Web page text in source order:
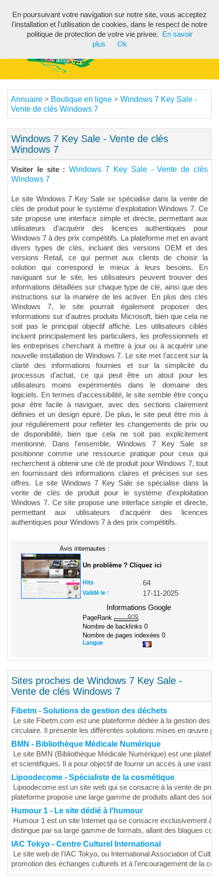
Annuaire > Boutique en ligne > Windows 7 Key Sale -
Vente de clés Windows 7
Windows 7 Key Sale - Vente de clés
Windows 7
Visiter le site :Windows 7 Key Sale - Vente de clés
Windows 7
Le site Windows 7 Key Sale se spécialise dans la vente de
clés de produit pour le système d'exploitation Windows 7. Ce
site propose une interface simple et directe, permettant aux
utilisateurs d'acquérir des licences authentiques pour
Windows 7 à des prix compétitifs. La plateforme met en avant
divers types de clés, incluant des versions OEM et des
versions Retail, ce qui permet aux clients de choisir la
solution qui correspond le mieux à leurs besoins. En
naviguant sur le site, les utilisateurs peuvent trouver des
informations détaillées sur chaque type de clé, ainsi que des
instructions sur la manière de les activer. En plus des clés
Windows 7, le site pourrait également proposer des
informations sur d'autres produits Microsoft, bien que cela ne
soit pas le principal objectif affiché. Les utilisateurs ciblés
incluent principalement les particuliers, les professionnels et
les entreprises cherchant à mettre à jour ou à acquérir une
nouvelle installation de Windows 7. Le site met l'accent sur la
clarté des informations fournies et sur la simplicité du
processus d'achat, ce qui peut être un atout pour les
utilisateurs moins expérimentés dans le domaine des
logiciels. En termes d'accessibilité, le site semble être conçu
pour être facile à naviguer, avec des sections clairement
définies et un design épuré. De plus, le site peut être mis à
jour régulièrement pour refléter les changements de prix ou
de disponibilité, bien que cela ne soit pas explicitement
mentionné. Dans l'ensemble, Windows 7 Key Sale se
positionne comme une ressource pratique pour ceux qui
recherchent à obtenir une clé de produit pour Windows 7, tout
en fournissant des informations claires et précises sur ses
offres. Le site Windows 7 Key Sale se spécialise dans la
vente de clés de produit pour le système d'exploitation
Windows 7. Ce site propose une interface simple et directe,
permettant aux utilisateurs d'acquérir des licences
authentiques pour Windows 7 à des prix compétitifs.
Avis internautes :
Un problème ? Cliquez ici
Hits 64
Validé le :
17-11-2025
Informations Google
PageRank
Nombre de backlinks 0
Nombre de pages indexées 0
Langue
Sites proches de Windows 7 Key Sale -
Vente de clés Windows 7
Fibetm - Solutions de gestion des déchets
Le site Fibetm.com est une plateforme dédiée à la gestion des
circulaire. Il présente les différentes solutions mises en œuvre
BMN - Bibliothèque Médicale Numérique
Le site BMN (Bibliothèque Médicale Numérique) est une
et scientifiques. Il a pour objectif de fournir un accès à une
Lipoodecome - Spécialiste de la cosmétique
Lipoodecome est un site web qui se consacre à la vente de
plateforme propose une large gamme de produits allant des
Humour 1 - Le site dédié à l'humour
Humour 1 est un site Internet qui se consacre exclusivement à
distingue par sa large gamme de formats, allant des blagues
IAC Tokyo - Centre Culturel International
Le site web de l'IAC Tokyo, ou International Association of
promotion des échanges culturels et à l'encouragement de la
En poursuivant votre navigation sur notre site, vous acceptez
l'installation et l'utilisation de cookies, dans le respect de notre
politique de protection de votre vie privee.
En savoir
plus
Ok